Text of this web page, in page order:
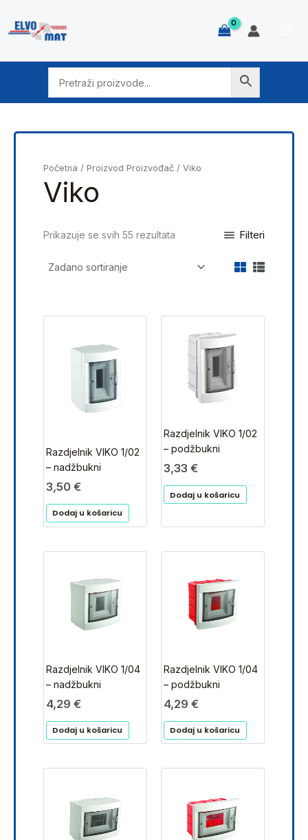
content
Početna / Proizvod Proizvođač / Viko
Viko
Prikazuje se svih 55 rezultata Filteri
Razdjelnik VIKO 1/02
– nadžbukni
3,50 €
Dodaj u košaricu
Razdjelnik VIKO 1/02
– podžbukni
3,33 €
Dodaj u košaricu
Razdjelnik VIKO 1/04
– nadžbukni
4,29 €
Dodaj u košaricu
Razdjelnik VIKO 1/04
– podžbukni
4,29 €
Dodaj u košaricu